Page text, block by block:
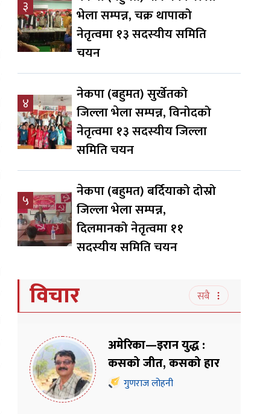
३
भेला सम्पन्न, चक्र थापाको
नेतृत्वमा १३ सदस्यीय समिति
चयन
४
नेकपा (बहुमत) सुर्खेतको
जिल्ला भेला सम्पन्न, विनोदको
नेतृत्वमा १३ सदस्यीय जिल्ला
समिति चयन
५
नेकपा (बहुमत) बर्दियाको दोस्रो
जिल्ला भेला सम्पन्न,
दिलमानको नेतृत्वमा ११
सदस्यीय समिति चयन
विचार सबै
अमेरिका—इरान युद्ध :
कसको जीत, कसको हार
गुणराज लोहनी